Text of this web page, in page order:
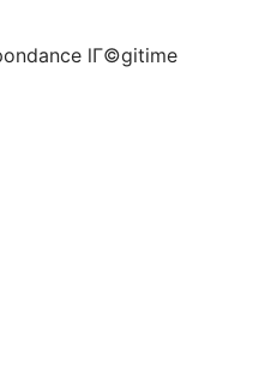
lГ©gitime